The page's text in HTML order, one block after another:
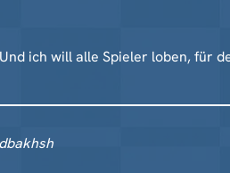
ich will alle Spieler loben, für